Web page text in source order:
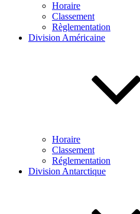
Horaire
Classement
Règlementation
Division Américaine
Horaire
Classement
Réglementation
Division Antarctique